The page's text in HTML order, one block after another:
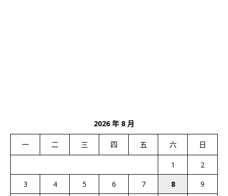
2026 年 8 月
一 二 三 四 五 六 日
1
2
3
4 5 6 7 8
9